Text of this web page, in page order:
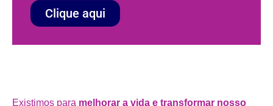
Clique aqui
Existimos para melhorar a vida e transformar nosso